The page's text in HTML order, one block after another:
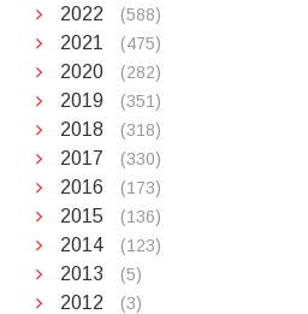
2022 (588)
2021 (475)
2020 (282)
2019 (351)
2018 (318)
2017 (330)
2016 (173)
2015 (136)
2014 (123)
2013 (5)
2012 (3)